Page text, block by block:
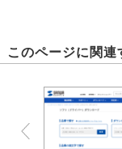
このページに関